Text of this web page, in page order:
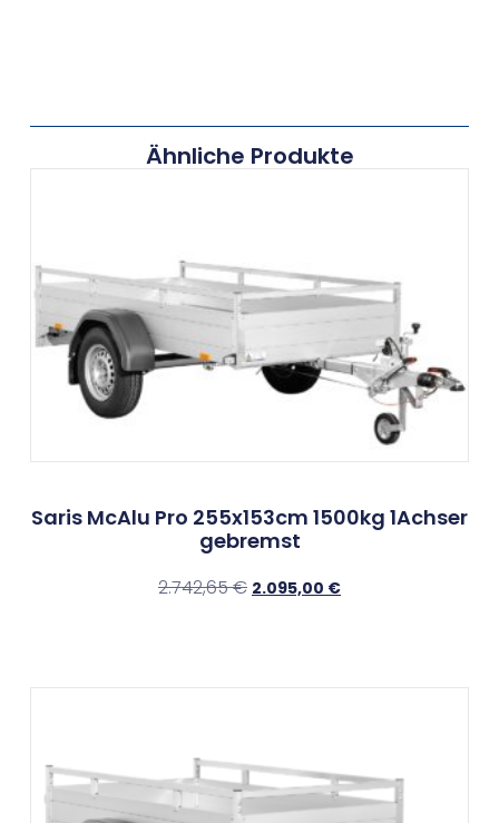
Ähnliche Produkte
Saris McAlu Pro 255x153cm 1500kg 1Achser
gebremst
2.742,65€ 2.095,00 €